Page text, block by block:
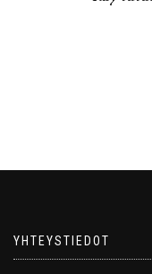
YHTEYSTIEDOT